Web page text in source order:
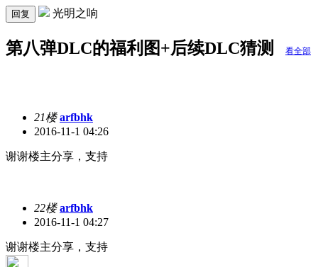
回复 光明之响
第八弹DLC的福利图+后续DLC猜测 看全部
21楼 arfbhk
2016-11-1 04:26
谢谢楼主分享，支持
22楼 arfbhk
2016-11-1 04:27
谢谢楼主分享，支持